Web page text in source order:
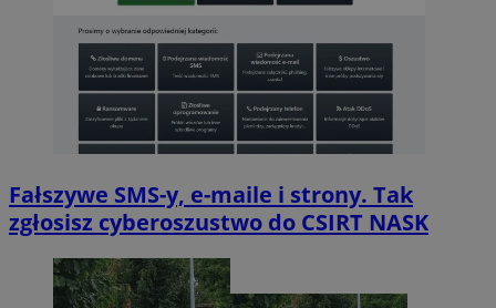
Fałszywe SMS-y, e-maile i strony. Tak
zgłosisz cyberoszustwo do CSIRT NASK